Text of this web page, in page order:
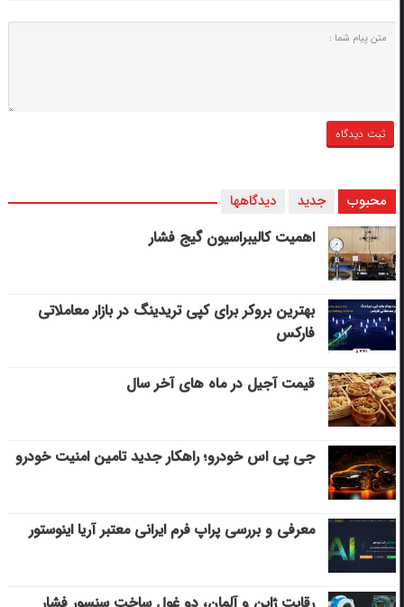
محبوب جدید دیدگاهها
اهمیت کالیبراسیون گیج فشار
بهترین بروکر برای کپی‌ تریدینگ در بازار معاملاتی
فارکس
قیمت آجیل در ماه های آخر سال
جی پی اس خودرو؛ راهکار جدید تامین امنیت خودرو
معرفی و بررسی پراپ فرم ایرانی معتبر آریا اینوستور